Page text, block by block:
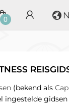
0
(bekend als
ingestelde